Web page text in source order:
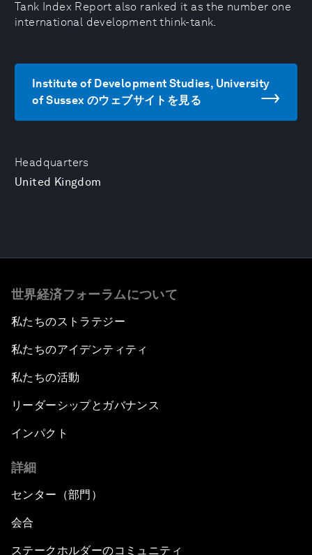
Headquarters
United Kingdom
Tank Index Report also ranked it as the number one
international development think-tank.
Institute of Development Studies, University
of Sussex のウェブサイトを見る
世界経済フォーラムについて
私たちのストラテジー
私たちのアイデンティティ
私たちの活動
リーダーシップとガバナンス
インパクト
詳細
センター（部門）
会合
ステークホルダーのコミュニティ